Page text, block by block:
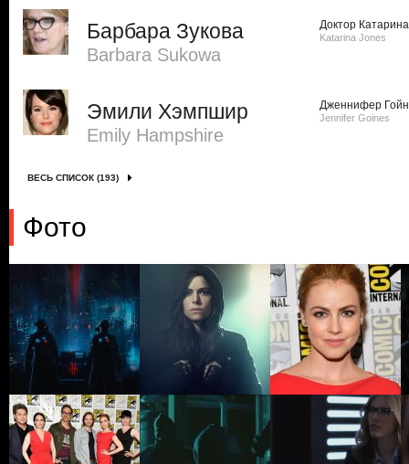
Барбара Зукова
Barbara Sukowa
Доктор
Katarina Jones
Эмили Хэмпшир
Emily Hampshire
Дженнифер
Jennifer Goines
ВЕСЬ СПИСОК (193)
Фото